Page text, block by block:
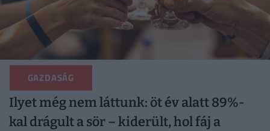
GAZDASÁG
Ilyet még nem láttunk: öt év alatt 89%-
kal drágult a sör – kiderült, hol fáj a